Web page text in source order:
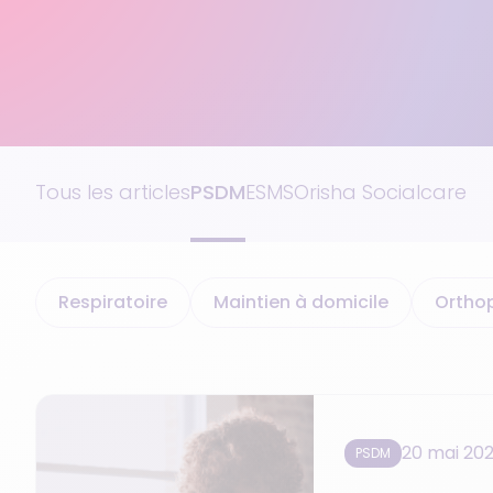
Tous les articlesPSDMESMSOrisha Socialcare
Respiratoire Maintien à domicile
PSDM 20 mai